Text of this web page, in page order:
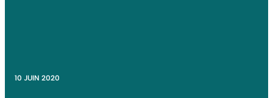
10 JUIN 2020